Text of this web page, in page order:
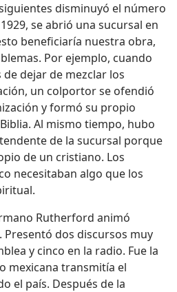
disminuyó el número
se abrió una sucursal en
beneficiaría nuestra obra,
Por ejemplo, cuando
dejar de mezclar los
un colportor se ofendió
y formó su propio
Al mismo tiempo, hubo
de la sucursal porque
de un cristiano. Los
necesitaban algo que los
Rutherford animó
dos discursos muy
y cinco en la radio. Fue la
mexicana transmitía el
el país. Después de la